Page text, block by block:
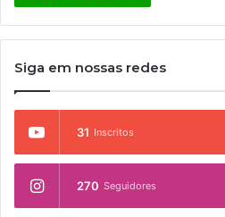
Siga em nossas redes
31 Inscritos
270 Seguidores